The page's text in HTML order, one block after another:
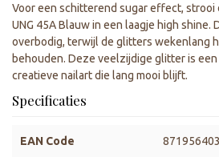
Voor een schitterend sugar effect, strooi
UNG 45A Blauw in een laagje high shine.
overbodig, terwijl de glitters wekenlang
behouden. Deze veelzijdige glitter is
creatieve nailart die lang mooi blijft.
Specificaties
EAN Code